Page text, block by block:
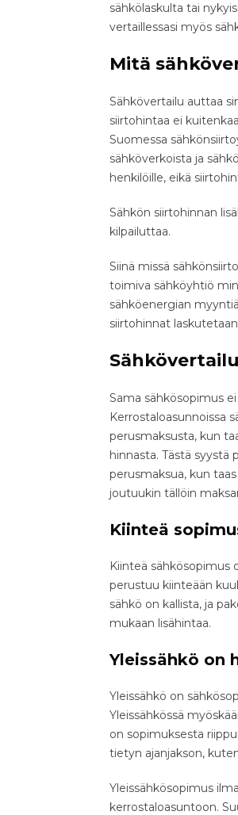
sähkölaskulta tai
vertaillessasi myös
Mitä
Sähkövertailu auttaa
siirtohintaa ei
Suomessa
sähköverkoista ja
henkilöille, eikä
Sähkön siirtohinnan
kilpailuttaa.
Siinä missä
toimiva sähköyhtiö
sähköenergian
siirtohinnat
Sama sähkösopimus
Kerrostaloasunnoissa
perusmaksusta, kun
hinnasta. Tästä
perusmaksua, kun
joutuukin tällöin
Kiinteä
Kiinteä sähkösopimus
perustuu kiinteään
sähkö on kallista, ja
mukaan lisähintaa.
Yleissähkö on
Yleissähkö on
Yleissähkössä
on sopimuksesta
tietyn ajanjakson,
Yleissähkösopimus
kerrostaloasuntoon.